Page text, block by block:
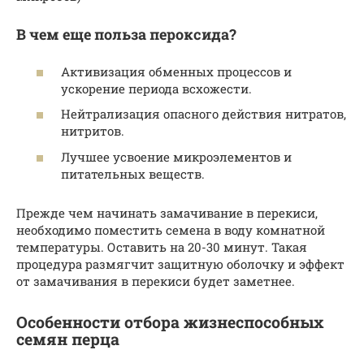
В чем еще польза пероксида?
Активизация обменных процессов и
ускорение периода всхожести.
Нейтрализация опасного действия нитратов,
нитритов.
Лучшее усвоение микроэлементов и
питательных веществ.
Прежде чем начинать замачивание в перекиси,
необходимо поместить семена в воду комнатной
температуры. Оставить на 20-30 минут. Такая
процедура размягчит защитную оболочку и эффект
от замачивания в перекиси будет заметнее.
Особенности отбора жизнеспособных
семян перца